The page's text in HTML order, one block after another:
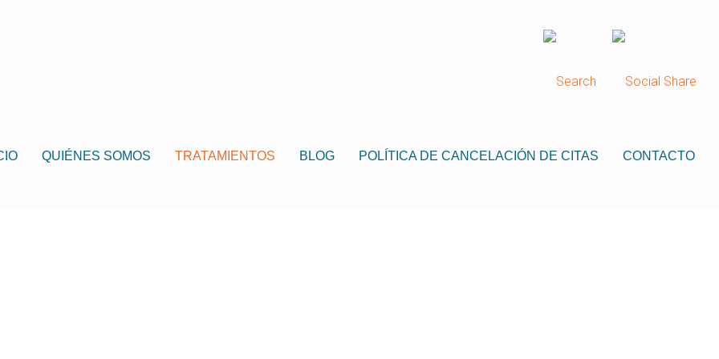
QUIÉNES SOMOS TRATAMIENTOS BLOG POLÍTICA DE CANCELACIÓN DE CITAS CONTACTO